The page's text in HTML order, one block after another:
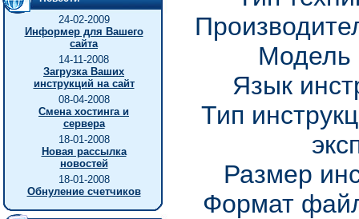
24-02-2009
Информер для Вашего
сайта
14-11-2008
Загрузка Ваших
инструкций на сайт
08-04-2008
Смена хостинга и
сервера
18-01-2008
Новая рассылка
новостей
18-01-2008
Обнуление счетчиков
Модель
Язык
Тип
Размер
Формат